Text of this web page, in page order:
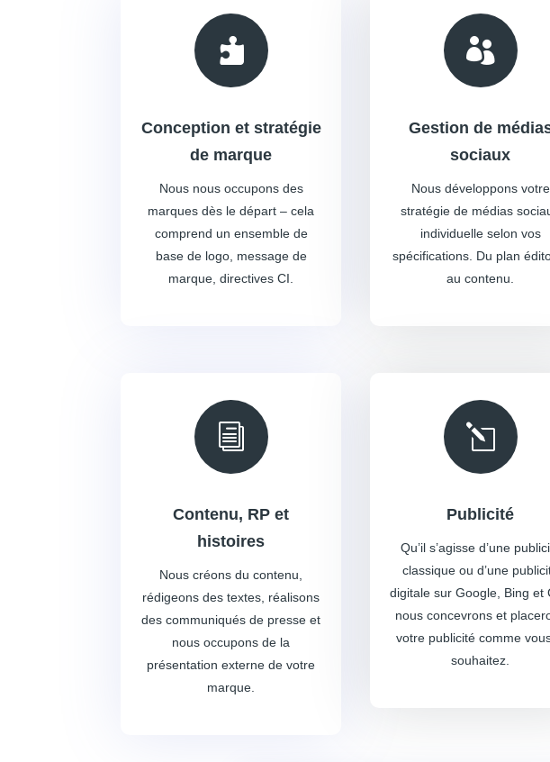

Conception et stratégie
de marque
Nous nous occupons des
marques dès le départ – cela
comprend un ensemble de
base de logo, message de
marque, directives CI.

Gestion de
sociaux
Nous développons votre
stratégie de médias
individuelle selon vos
spécifications. Du plan
au contenu.
i
Contenu, RP et
histoires
Nous créons du contenu,
rédigeons des textes, réalisons
des communiqués de presse et
nous occupons de la
présentation externe de votre
marque.
l
Publicité
Qu’il s’agisse d’une
classique ou d’une
digitale sur Google, Bing et
nous concevrons et
votre publicité comme
souhaitez.